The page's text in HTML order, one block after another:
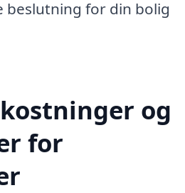
for din bolig
og
for